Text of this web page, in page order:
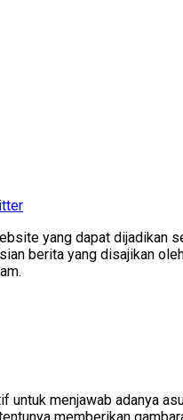
yang dapat dijadikan
berita yang disajikan
untuk menjawab adanya